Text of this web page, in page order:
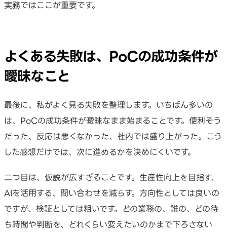
実務ではここが重要です。
よくある失敗は、PoCの成功条件が
曖昧なこと
最後に、私がよく見る失敗を整理します。いちばん多いの
は、PoCの成功条件が曖昧なまま始まることです。便利そう
だった、反応は悪くなかった、社内では盛り上がった。こう
した感想だけでは、次に進めるかを決めにくいです。
二つ目は、仮説が広すぎることです。生産性向上を目指す、
AIを活用する、問い合わせを減らす。方向性としては良いの
ですが、検証としては粗いです。どの業務の、誰の、どの待
ち時間や判断を、どれくらい変えたいのかまで下ろさない